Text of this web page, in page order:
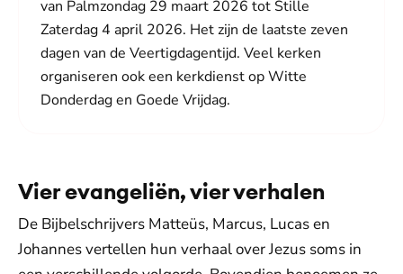
van Palmzondag 29 maart 2026 tot Stille
Zaterdag 4 april 2026. Het zijn de laatste zeven
dagen van de Veertigdagentijd. Veel kerken
organiseren ook een kerkdienst op Witte
Donderdag en Goede Vrijdag.
Vier evangeliën, vier verhalen
De Bijbelschrijvers Matteüs, Marcus, Lucas en
Johannes vertellen hun verhaal over Jezus soms in